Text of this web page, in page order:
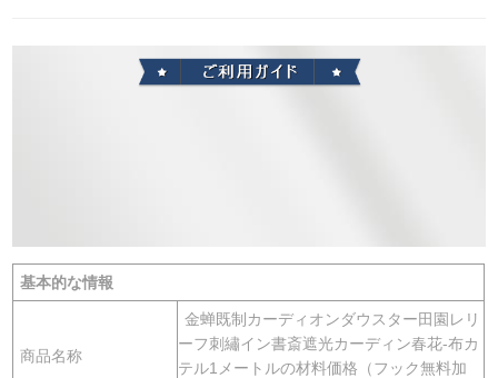
基本的な情報
商品名称
金蝉既制カーディオンダウスター田園レリ
ーフ刺繡イン書斎遮光カーディン春花-布カ
テル1メートルの材料価格（フック無料加